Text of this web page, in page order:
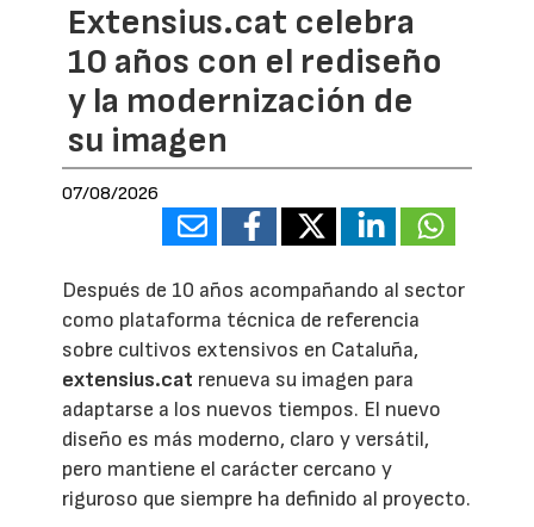
Extensius.cat celebra
10 años con el rediseño
y la modernización de
su imagen
07/08/2026
Después de 10 años acompañando al sector
como plataforma técnica de referencia
sobre cultivos extensivos en Cataluña,
extensius.cat renueva su imagen para
adaptarse a los nuevos tiempos. El nuevo
diseño es más moderno, claro y versátil,
pero mantiene el carácter cercano y
riguroso que siempre ha definido al proyecto.